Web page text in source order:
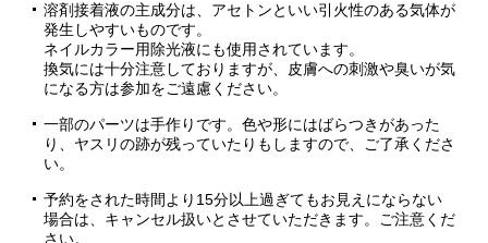
溶剤接着液の主成分は、アセトンといい引火性のある気体が
発生しやすいものです。
ネイルカラー用除光液にも使用されています。
換気には十分注意しておりますが、皮膚への刺激や臭いが気
になる方は参加をご遠慮ください。
一部のパーツは手作りです。色や形にはばらつきがあった
り、ヤスリの跡が残っていたりもしますので、ご了承くださ
い。
予約をされた時間より15分以上過ぎてもお見えにならない
場合は、キャンセル扱いとさせていただきます。ご注意くだ
さい。